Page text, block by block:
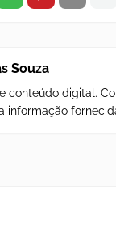
Souza
conteúdo digital.
informação